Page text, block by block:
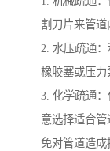
割刀片来管道
2. 水压疏通
橡胶塞或压力
3. 化学疏通
意选择适合
免对管道造成